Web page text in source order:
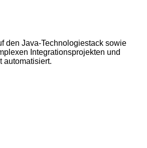
den Java-Technologiestack sowie
Integrationsprojekten und
automatisiert.